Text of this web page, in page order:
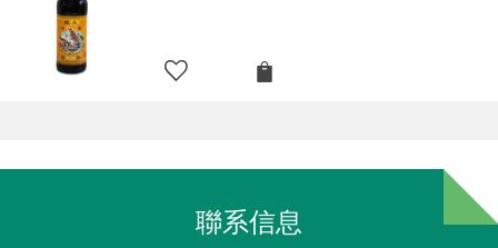
聯系信息